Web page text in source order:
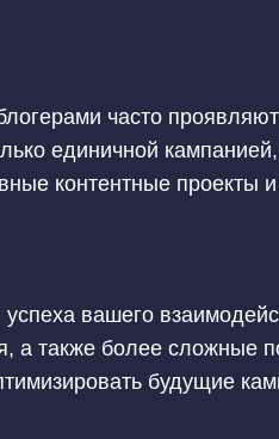
часто
единичной
контентные проекты
вашего
также более сложные
будущие